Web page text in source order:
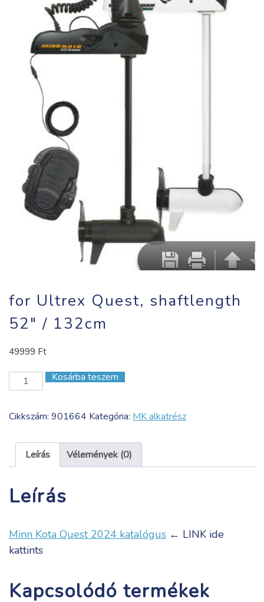
for Ultrex Quest, shaftlength
52″ / 132cm
49999 Ft
Ultrex
shaftlength
132cm
Kosárba teszem
Cikkszám: 901664 Kategória: MK alkatrész
Leírás Vélemények (0)
Leírás
Minn Kota Quest 2024 katalógus ← LINK ide
kattints
Kapcsolódó termékek